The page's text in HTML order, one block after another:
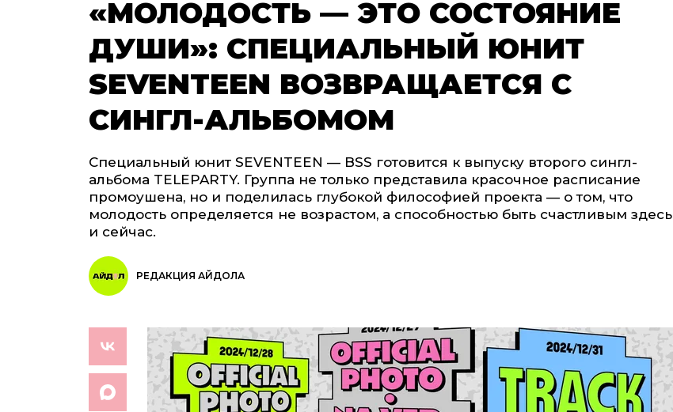
«МОЛОДОСТЬ — ЭТО СОСТОЯНИЕ
ДУШИ»: СПЕЦИАЛЬНЫЙ ЮНИТ
SEVENTEEN ВОЗВРАЩАЕТСЯ С
СИНГЛ-АЛЬБОМОМ
Специальный юнит SEVENTEEN — BSS готовится к выпуску второго сингл-
альбома TELEPARTY. Группа не только представила красочное расписание
промоушена, но и поделилась глубокой философией проекта — о том, что
молодость определяется не возрастом, а способностью быть счастливым здесь
и сейчас.
РЕДАКЦИЯ АЙДОЛА